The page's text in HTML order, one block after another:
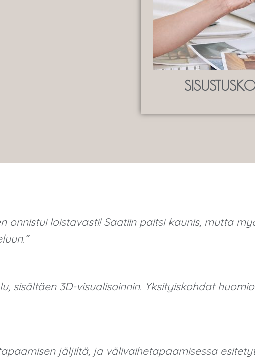
onnistui loistavasti! Saatiin paitsi kaunis, mutta
sisältäen 3D-visualisoinnin. Yksityiskohdat
jäljiltä, ja välivaihetapaamisessa